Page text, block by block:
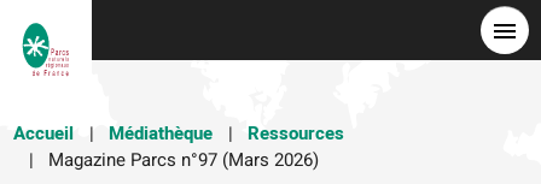
Accueil
Médiathèque
Ressources
Magazine Parcs n°97 (Mars 2026)